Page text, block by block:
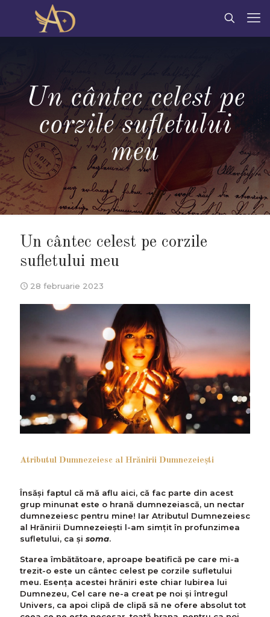
Un cântec celest pe
corzile sufletului
meu
Un cântec celest pe corzile
sufletului meu
28 februarie 2023
Atributul Dumnezeiesc al Hrănirii Dumnezeiești
Însăși faptul că mă aflu aici, că fac parte din acest
grup minunat este o hrană dumnezeiască, un nectar
dumnezeiesc pentru mine! Iar Atributul Dumnezeiesc
al Hrănirii Dumnezeiești l-am simțit în profunzimea
sufletului, ca și soma.
Starea îmbătătoare, aproape beatifică pe care mi-a
trezit-o este un cântec celest pe corzile sufletului
meu. Esența acestei hrăniri este chiar Iubirea lui
Dumnezeu, Cel care ne-a creat pe noi și întregul
Univers, ca apoi clipă de clipă să ne ofere absolut tot